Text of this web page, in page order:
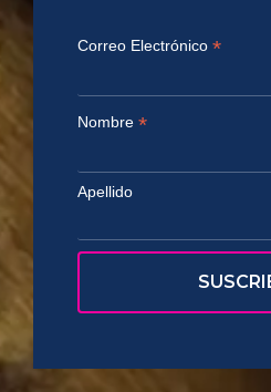
Correo Electrónico *
Nombre *
Apellido